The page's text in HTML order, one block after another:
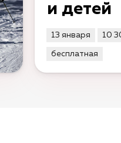
и детей
13 января 10
бесплатная